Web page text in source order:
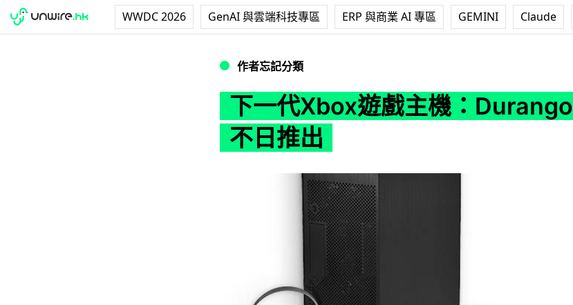
WWDC 2026 GenAI 與雲端科技專區 ERP 與商業 AI 專區 GEMINI Claude
作者忘記分類
下一代Xbox遊戲主機：Durango
不日推出